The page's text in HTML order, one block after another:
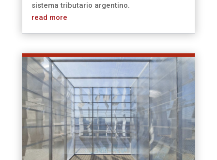
sistema tributario argentino.
read more